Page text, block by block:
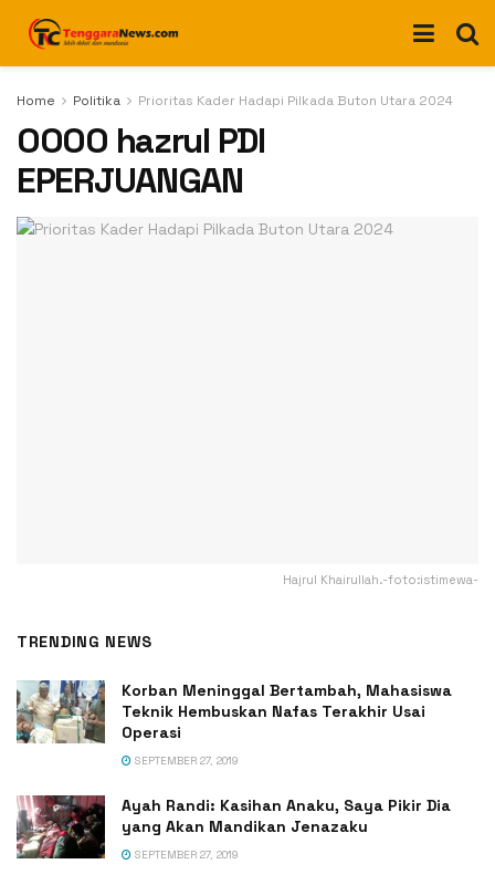
Home Politika Prioritas Kader Hadapi Pilkada Buton Utara 2024
0000 hazrul PDI
EPERJUANGAN
Hajrul Khairullah.-foto:istimewa-
TRENDING NEWS
Korban Meninggal Bertambah, Mahasiswa
Teknik Hembuskan Nafas Terakhir Usai
Operasi
SEPTEMBER 27, 2019
Ayah Randi: Kasihan Anaku, Saya Pikir Dia
yang Akan Mandikan Jenazaku
SEPTEMBER 27, 2019